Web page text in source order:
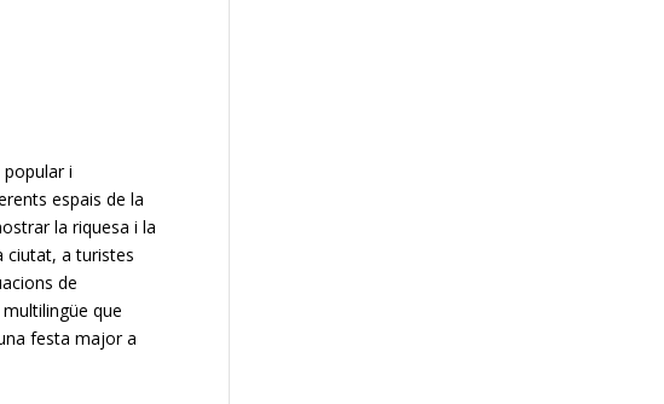
popular i
espais de la
la riquesa i la
ciutat, a turistes
de
que
festa major a